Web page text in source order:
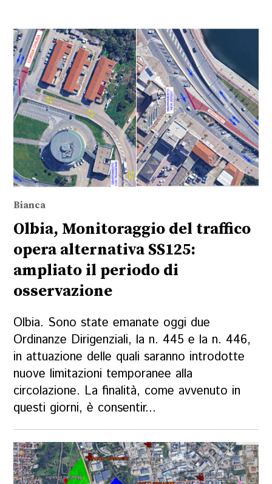
Bianca
Olbia, Monitoraggio del traffico
opera alternativa SS125:
ampliato il periodo di
osservazione
Olbia. Sono state emanate oggi due
Ordinanze Dirigenziali, la n. 445 e la n. 446,
in attuazione delle quali saranno introdotte
nuove limitazioni temporanee alla
circolazione. La finalità, come avvenuto in
questi giorni, è consentir...